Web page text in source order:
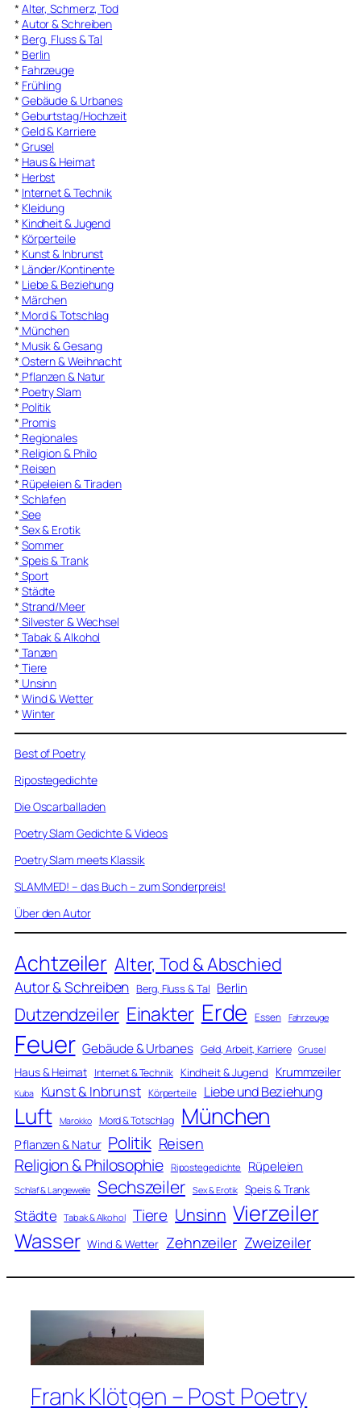
* Alter, Schmerz, Tod
* Autor & Schreiben
* Berg, Fluss & Tal
* Berlin
* Fahrzeuge
* Frühling
* Gebäude & Urbanes
* Geburtstag/Hochzeit
* Geld & Karriere
* Grusel
* Haus & Heimat
* Herbst
* Internet & Technik
* Kleidung
* Kindheit & Jugend
* Körperteile
* Kunst & Inbrunst
* Länder/Kontinente
* Liebe & Beziehung
* Märchen
* Mord & Totschlag
* München
* Musik & Gesang
* Ostern & Weihnacht
* Pflanzen & Natur
* Poetry Slam
* Politik
* Promis
* Regionales
* Religion & Philo
* Reisen
* Rüpeleien & Tiraden
* Schlafen
* See
* Sex & Erotik
* Sommer
* Speis & Trank
* Sport
* Städte
* Strand/Meer
* Silvester & Wechsel
* Tabak & Alkohol
* Tanzen
* Tiere
* Unsinn
* Wind & Wetter
* Winter
Best of Poetry
Ripostegedichte
Die Oscarballaden
Poetry Slam Gedichte & Videos
Poetry Slam meets Klassik
SLAMMED! – das Buch – zum Sonderpreis!
Über den Autor
Achtzeiler Alter, Tod & Abschied
Autor & Schreiben Berg, Fluss & Tal Berlin
Dutzendzeiler Einakter Erde Essen Fahrzeuge
Feuer Gebäude & Urbanes Geld, Arbeit, Karriere Grusel
Haus & Heimat Internet & Technik Kindheit & Jugend Krummzeiler
Kuba Kunst & Inbrunst Körperteile Liebe und Beziehung
Luft Marokko Mord & Totschlag München
Pflanzen & Natur Politik Reisen
Religion & Philosophie Ripostegedichte Rüpeleien
Schlaf & Langeweile Sechszeiler Sex & Erotik Speis & Trank
Städte Tabak & Alkohol Tiere Unsinn Vierzeiler
Wasser Wind & Wetter Zehnzeiler Zweizeiler
Frank Klötgen – Post Poetry